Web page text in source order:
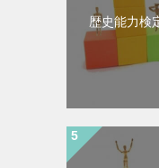
歴史能力検